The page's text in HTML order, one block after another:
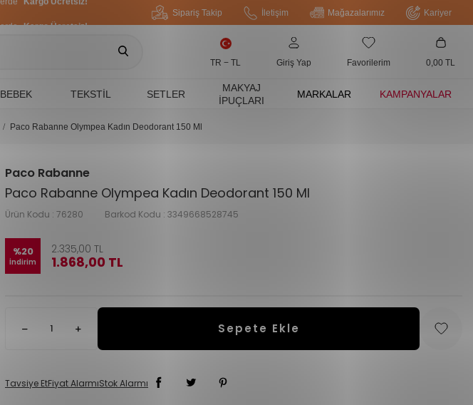
Sipariş Takip İletişim Mağazalarımız Kariyer
TR − TL Giriş Yap Favorilerim 0,00 TL
BEBEK TEKSTIL SETLER
MAKYAJ
İPUÇLARI
MARKALAR KAMPANYALAR
Paco Rabanne Olympea Kadın Deodorant 150 Ml
Paco Rabanne
Paco Rabanne Olympea Kadın Deodorant 150 Ml
Ürün Kodu : 76280 Barkod Kodu : 3349668528745
%20
İndirim
2.335,00 TL
1.868,00 TL
Sepete Ekle
Tavsiye EtFiyat AlarmıStok Alarmı